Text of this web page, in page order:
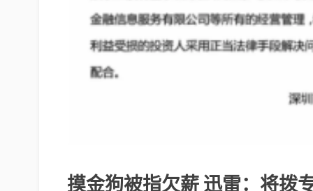
摸金狗被指欠薪 迅雷：将拨